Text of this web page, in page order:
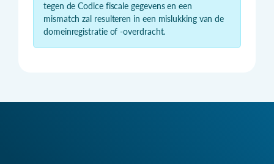
tegen de Codice fiscale gegevens en een
mismatch zal resulteren in een mislukking van de
domeinregistratie of -overdracht.